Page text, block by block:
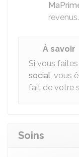
revenus.
À savoir
Si vous
social, vous
fait de votre
Soins